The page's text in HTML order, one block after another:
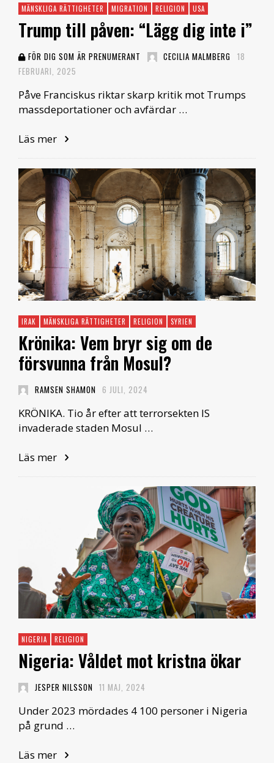
MÄNSKLIGA RÄTTIGHETER MIGRATION RELIGION USA
Trump till påven: “Lägg dig inte i”
FÖR DIG SOM ÄR PRENUMERANT CECILIA MALMBERG 18
FEBRUARI, 2025
Påve Franciskus riktar skarp kritik mot Trumps
massdeportationer och avfärdar …
Läs mer
IRAK MÄNSKLIGA RÄTTIGHETER RELIGION SYRIEN
Krönika: Vem bryr sig om de
försvunna från Mosul?
RAMSEN SHAMON 6 JULI, 2024
KRÖNIKA. Tio år efter att terrorsekten IS
invaderade staden Mosul …
Läs mer
NIGERIA RELIGION
Nigeria: Våldet mot kristna ökar
JESPER NILSSON 11 MAJ, 2024
Under 2023 mördades 4 100 personer i Nigeria
på grund …
Läs mer